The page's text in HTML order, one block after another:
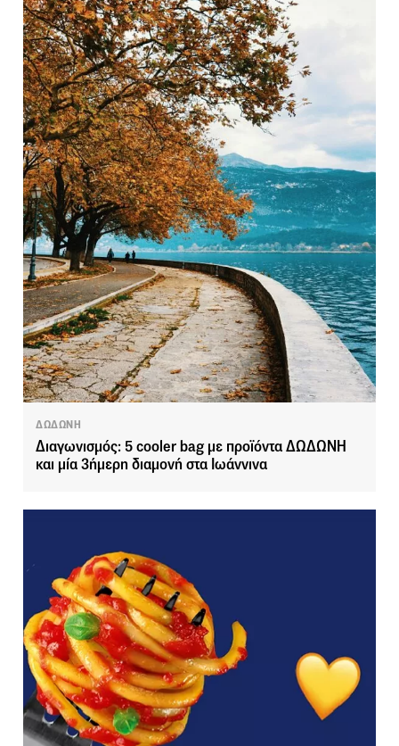
ΔΩΔΩΝΗ
Διαγωνισμός: 5 cooler bag με προϊόντα ΔΩΔΩΝΗ
και μία 3ήμερη διαμονή στα Ιωάννινα